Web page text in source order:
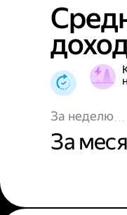
За неделю
За